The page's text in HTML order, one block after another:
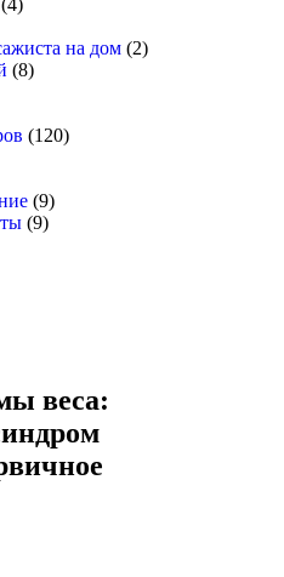
на дом (2)
(8)
(120)
(9)
(9)
веса: